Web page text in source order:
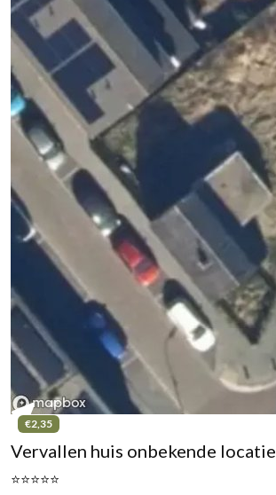
€2,35
Vervallen huis onbekende locatie
⭐⭐⭐⭐⭐